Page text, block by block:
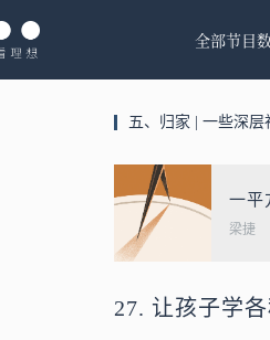
全部节目
五、归家 | 一些深层
一平
梁捷
27. 让孩子学